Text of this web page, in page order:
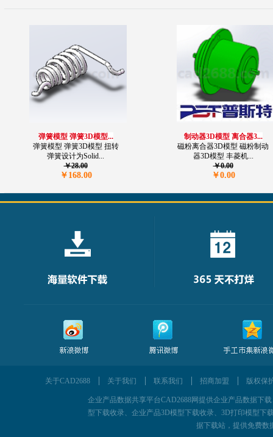
弹簧模型 弹簧3D模型...
弹簧模型 弹簧3D模型 扭转
弹簧设计为Solid...
￥28.00
￥168.00
制动器3D模型 离合器3...
磁粉离合器3D模型 磁粉制动
器3D模型 丰菱机...
￥0.00
￥0.00
关于CAD2688 关于我们 联系我们 招商加盟 版权保
企业产品数据共享平台CAD2688网提供企业产品数据下
型下载收录、企业产品3D模型下载收录、3D打印模型下
据下载站，提供免费数